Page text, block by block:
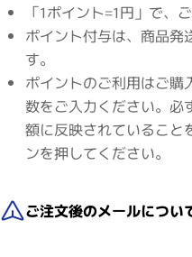
「1ポイント=1円」で、
ポイント付与は、商品発
す。
ポイントのご利用はご購
数をご入力ください。必
額に反映されていること
ンを押してください。
ご注文後のメールについ